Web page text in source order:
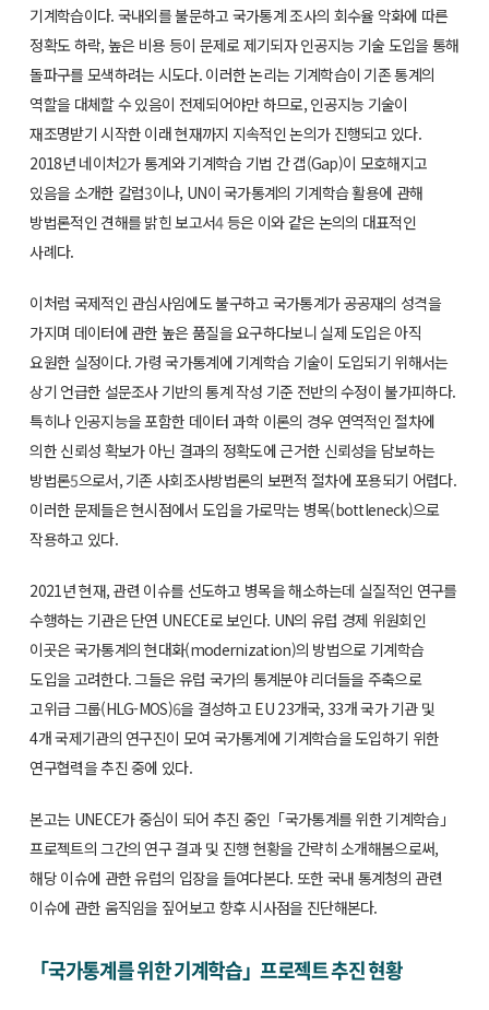
기계학습이다. 국내외를 불문하고 국가통계 조사의 회수율 악화에 따른
정확도 하락, 높은 비용 등이 문제로 제기되자 인공지능 기술 도입을 통해
돌파구를 모색하려는 시도다. 이러한 논리는 기계학습이 기존 통계의
역할을 대체할 수 있음이 전제되어야만 하므로, 인공지능 기술이
재조명받기 시작한 이래 현재까지 지속적인 논의가 진행되고 있다.
2018년 네이처2가 통계와 기계학습 기법 간 갭(Gap)이 모호해지고
있음을 소개한 칼럼3이나, UN이 국가통계의 기계학습 활용에 관해
방법론적인 견해를 밝힌 보고서4등은 이와 같은 논의의 대표적인
사례다.
이처럼 국제적인 관심사임에도 불구하고 국가통계가 공공재의 성격을
가지며 데이터에 관한 높은 품질을 요구하다보니 실제 도입은 아직
요원한 실정이다. 가령 국가통계에 기계학습 기술이 도입되기 위해서는
상기 언급한 설문조사 기반의 통계 작성 기준 전반의 수정이 불가피하다.
특히나 인공지능을 포함한 데이터 과학 이론의 경우 연역적인 절차에
의한 신뢰성 확보가 아닌 결과의 정확도에 근거한 신뢰성을 담보하는
방법론5으로서, 기존 사회조사방법론의 보편적 절차에 포용되기 어렵다.
이러한 문제들은 현시점에서 도입을 가로막는 병목(bottleneck)으로
작용하고 있다.
2021년 현재, 관련 이슈를 선도하고 병목을 해소하는데 실질적인 연구를
수행하는 기관은 단연 UNECE로 보인다. UN의 유럽 경제 위원회인
이곳은 국가통계의 현대화(modernization)의 방법으로 기계학습
도입을 고려한다. 그들은 유럽 국가의 통계분야 리더들을 주축으로
고위급 그룹(HLG-MOS)6을 결성하고 EU 23개국, 33개 국가 기관 및
4개 국제기관의 연구진이 모여 국가통계에 기계학습을 도입하기 위한
연구협력을 추진 중에 있다.
본고는 UNECE가 중심이 되어 추진 중인「국가통계를 위한 기계학습」
프로젝트의 그간의 연구 결과 및 진행 현황을 간략히 소개해봄으로써,
해당 이슈에 관한 유럽의 입장을 들여다본다. 또한 국내 통계청의 관련
이슈에 관한 움직임을 짚어보고 향후 시사점을 진단해본다.
「국가통계를 위한 기계학습」프로젝트 추진 현황